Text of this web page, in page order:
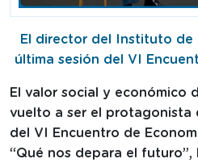
El director del Instituto de
última sesión del VI
El valor social y económico
vuelto a ser el protagonista
del VI Encuentro de
“Qué nos depara el